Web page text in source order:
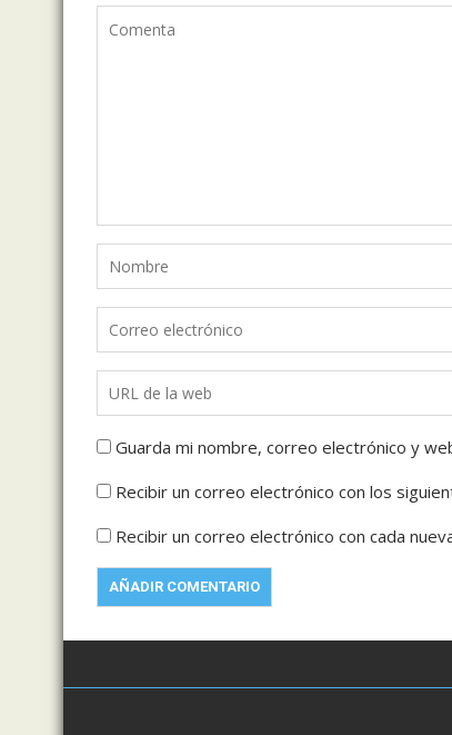
Guarda mi nombre, correo electrónico y
Recibir un correo electrónico con los
Recibir un correo electrónico con cada